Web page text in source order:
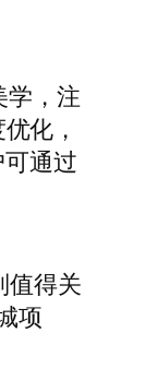
学，注
化，
通过
值得关
项